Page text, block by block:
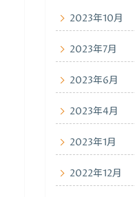
2023年10月
2023年7月
2023年6月
2023年4月
2023年1月
2022年12月